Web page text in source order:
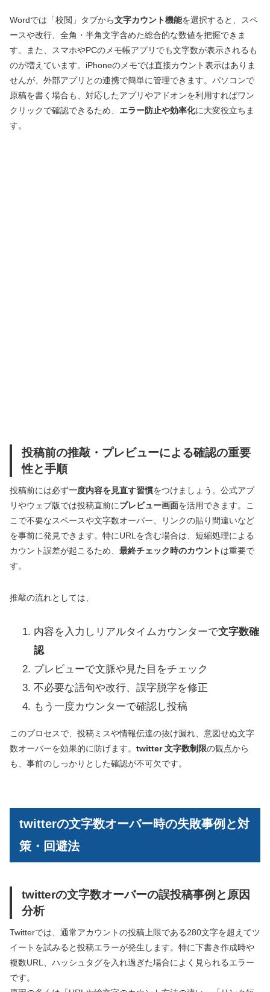
Wordでは「校閲」タブから文字カウント機能を選択すると、スペ
ースや改行、全角・半角文字含めた総合的な数値を把握できま
す。また、スマホやPCのメモ帳アプリでも文字数が表示されるも
のが増えています。iPhoneのメモでは直接カウント表示はありま
せんが、外部アプリとの連携で簡単に管理できます。パソコンで
原稿を書く場合も、対応したアプリやアドオンを利用すればワン
クリックで確認できるため、 エラー防止や効率化に大変役立ちま
す。
投稿前の推敲・プレビューによる確認の重要
性と手順
投稿前には必ず一度内容を見直す習慣をつけましょう。公式アプ
リやウェブ版では投稿直前にプレビュー画面を活用できます。こ
こで不要なスペースや文字数オーバー、リンクの貼り間違いなど
を事前に発見できます。特にURLを含む場合は、短縮処理による
カウント誤差が起こるため、 最終チェック時のカウントは重要で
す。
推敲の流れとしては、
内容を入力しリアルタイムカウンターで文字数確
認
プレビューで文脈や見た目をチェック
不必要な語句や改行、誤字脱字を修正
もう一度カウンターで確認し投稿
このプロセスで、投稿ミスや情報伝達の抜け漏れ、意図せぬ文字
数オーバーを効果的に防げます。 twitter 文字数制限の観点から
も、事前のしっかりとした確認が不可欠です。
twitterの文字数オーバー時の失敗事例と対
策・回避法
twitterの文字数オーバーの誤投稿事例と原因
分析
Twitterでは、通常アカウントの投稿上限である280文字を超えてツ
イートを試みると投稿エラーが発生します。特に下書き作成時や
複数URL、ハッシュタグを入れ過ぎた場合によく見られるエラー
です。